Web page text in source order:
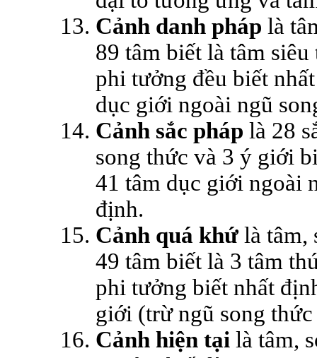
Cảnh danh pháp là
89 tâm biết là tâm
phi tưởng đều biết
dục giới ngoài ngũ
Cảnh sắc pháp là 28
song thức và 3 ý giới
41 tâm dục giới ngoài
định.
Cảnh quá khứ là tâm,
49 tâm biết là 3 tâm
phi tưởng biết nhất
giới (trừ ngũ song
Cảnh hiện tại là tâm,